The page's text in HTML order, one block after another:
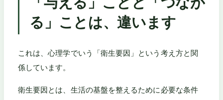
る」ことは、違います
これは、心理学でいう「衛生要因」という考え方と関
係しています。
衛生要因とは、生活の基盤を整えるために必要な条件